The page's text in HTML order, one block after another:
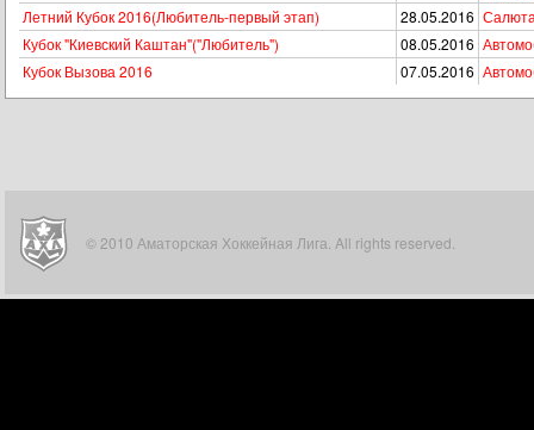
Летний Кубок 2016(Любитель-первый этап)
28.05.2016
Кубок "Киевский Каштан"("Любитель")
08.05.2016
Кубок Вызова 2016
07.05.2016
© 2010 Аматорская Хоккейная Лига. All rights reserved.